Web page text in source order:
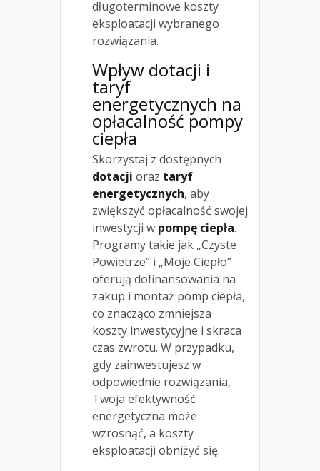
długoterminowe koszty
eksploatacji wybranego
rozwiązania.
Wpływ dotacji i
taryf
energetycznych na
opłacalność pompy
ciepła
Skorzystaj z dostępnych
dotacji oraz taryf
energetycznych, aby
zwiększyć opłacalność swojej
inwestycji w pompę ciepła.
Programy takie jak „Czyste
Powietrze” i „Moje Ciepło”
oferują dofinansowania na
zakup i montaż pomp ciepła,
co znacząco zmniejsza
koszty inwestycyjne i skraca
czas zwrotu. W przypadku,
gdy zainwestujesz w
odpowiednie rozwiązania,
Twoja efektywność
energetyczna może
wzrosnąć, a koszty
eksploatacji obniżyć się.